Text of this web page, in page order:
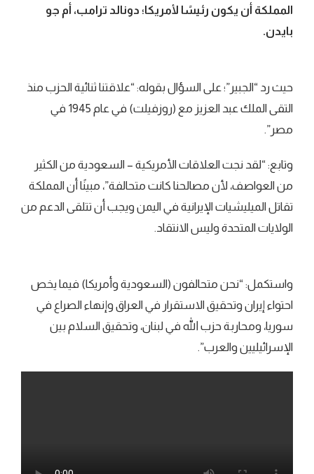
المملكة أن يكون رئيسًا لأمريكا؛ دونالد ترامب، أم جو
بايدن.
حيث رد “الجبير”؛ على السؤال بقوله: “علاقتنا ثنائية الحزب منذ
التقى الملك عبد العزيز مع (روزفيلت) في عام 1945 في
مصر”.
وتابع: “لقد نجت العلاقات الأمريكية – السعودية من الكثير
من العواصف، لأن مصالحنا كانت متحالفة”، مبينًا أن المملكة
تقاتل الميليشيات الإيرانية في اليمن ويجب أن تتلقى الدعم من
الولايات المتحدة وليس الانتقاد.
واستكمل: “نحن متحالفون (السعودية وأمريكا) فيما يخص
احتواء إيران وتحقيق الاستقرار في العراق وإنهاء الصراع في
سوريا، ومحاربة حزب الله في لبنان، وتحقيق السلام بين
الإسرائيليين والعرب”.